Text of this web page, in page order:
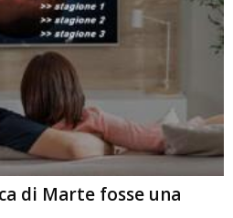
di Marte fosse una